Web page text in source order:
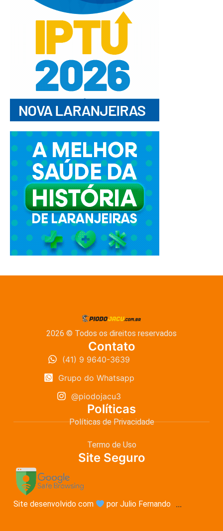
2026 © Todos os direitos reservados
Contato
(41) 9 9640-3639
Grupo do Whatsapp
@piodojacu3
Políticas
Políticas de Privacidade
Termo de Uso
Site Seguro
Site desenvolvido com por Julio Fernando ...